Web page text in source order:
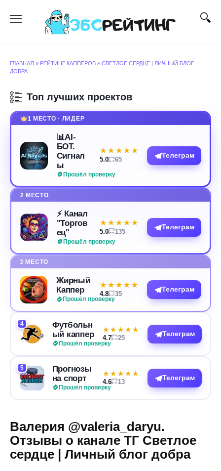
содержанию
ГЛАВНАЯ » РЕЙТИНГ КАППЕРОВ » СВЕТЛОЕ СЕРДЦЕ | ЛИЧНЫЙ БЛОГ
ДОБРА
Топ лучших проектов
1 МЕСТО · ЛИДЕР
📊AI-
БОТ.
Сигнал
ы
Прошёл проверку
★★★★★
★★★★★
5.0 65
Телеграм
2 МЕСТО
⚡️ Канал
"Торгов
ец"
Прошёл проверку
★★★★★
★★★★★
5.0 135
Телеграм
3 МЕСТО
Жирный
Каппер
Прошёл проверку
★★★★★
★★★★★
4.8 35
Телеграм
4
Футбольн
ый каппер
Прошёл проверку
★★★★★
★★★★★
4.7 25
Телеграм
5
Прогнозы
на спорт
Прошёл проверку
★★★★★
★★★★★
4.6 13
Телеграм
Валерия @valeria_daryu.
Отзывы о канале ТГ Светлое
сердце | Личный блог добра